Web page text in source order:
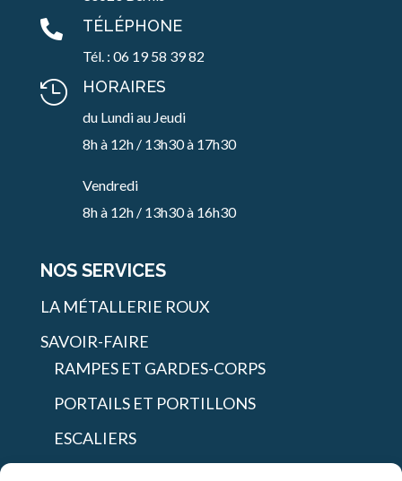
 TÉLÉPHONE
Tél. : 06 19 58 39 82
 HORAIRES
du Lundi au Jeudi
8h à 12h / 13h30 à 17h30
Vendredi
8h à 12h / 13h30 à 16h30
NOS SERVICES
LA MÉTALLERIE ROUX
SAVOIR-FAIRE
RAMPES ET GARDES-CORPS
PORTAILS ET PORTILLONS
ESCALIERS